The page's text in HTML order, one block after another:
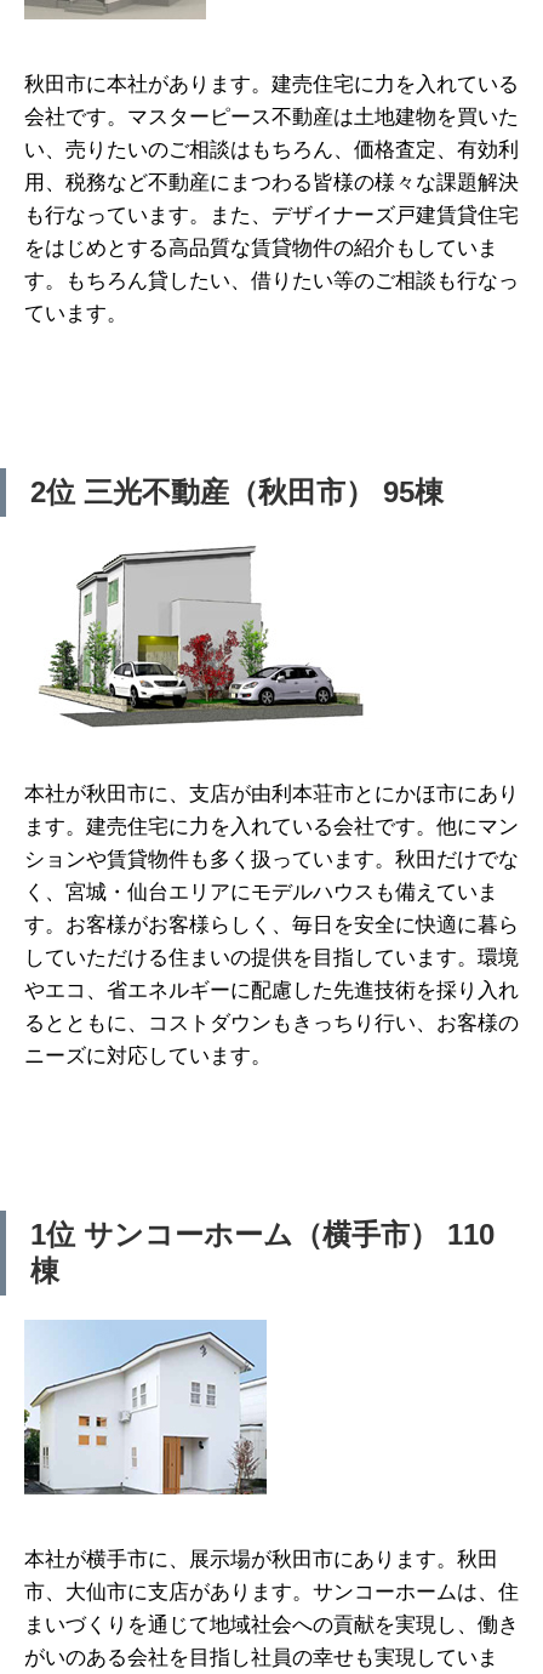
秋田市に本社があります。建売住宅に力を入れている
会社です。マスターピース不動産は土地建物を買いた
い、売りたいのご相談はもちろん、価格査定、有効利
用、税務など不動産にまつわる皆様の様々な課題解決
も行なっています。また、デザイナーズ戸建賃貸住宅
をはじめとする高品質な賃貸物件の紹介もしていま
す。もちろん貸したい、借りたい等のご相談も行なっ
ています。
2位 三光不動産（秋田市） 95棟
本社が秋田市に、支店が由利本荘市とにかほ市にあり
ます。建売住宅に力を入れている会社です。他にマン
ションや賃貸物件も多く扱っています。秋田だけでな
く、宮城・仙台エリアにモデルハウスも備えていま
す。お客様がお客様らしく、毎日を安全に快適に暮ら
していただける住まいの提供を目指しています。環境
やエコ、省エネルギーに配慮した先進技術を採り入れ
るとともに、コストダウンもきっちり行い、お客様の
ニーズに対応しています。
1位 サンコーホーム（横手市） 110
棟
本社が横手市に、展示場が秋田市にあります。秋田
市、大仙市に支店があります。サンコーホームは、住
まいづくりを通じて地域社会への貢献を実現し、働き
がいのある会社を目指し社員の幸せも実現していま